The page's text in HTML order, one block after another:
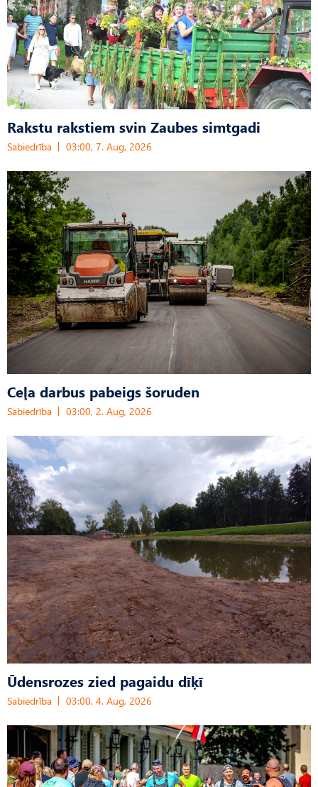
Rakstu rakstiem svin Zaubes simtgadi
Sabiedrība 03:00, 7. Aug, 2026
Ceļa darbus pabeigs šoruden
Sabiedrība 03:00, 2. Aug, 2026
Ūdensrozes zied pagaidu dīķī
Sabiedrība 03:00, 4. Aug, 2026